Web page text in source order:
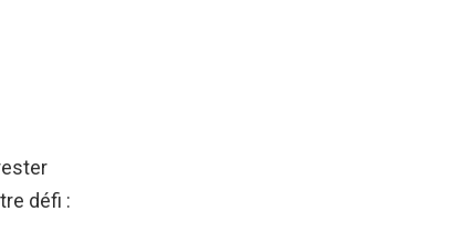
défi :